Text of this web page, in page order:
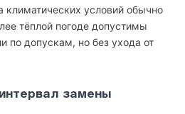
климатических условий обычно
тёплой погоде допустимы
по допускам, но без ухода от
замены